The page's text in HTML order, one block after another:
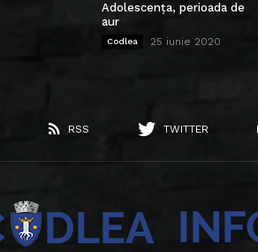
Adolescența, perioada de
aur
Codlea 25 iunie 2020
RSS TWITTER